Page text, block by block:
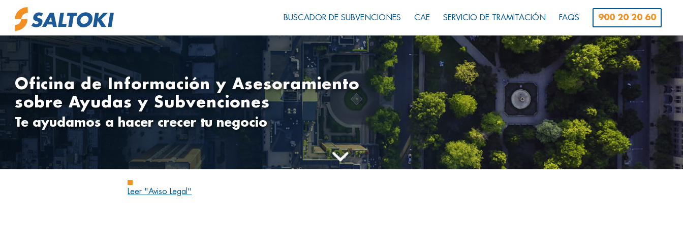
BUSCADOR DE SUBVENCIONES CAE SERVICIO DE TRAMITACIÓN FAQS 900 20 20 60
Oficina de Información y Asesoramiento
sobre Ayudas y Subvenciones
Te ayudamos a hacer crecer tu negocio
Leer "Aviso Legal"